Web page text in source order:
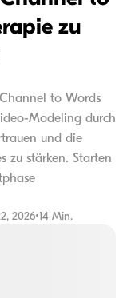
zu
to Words
Modeling durch
und die
zu stärken. Starten
2026•14 Min.